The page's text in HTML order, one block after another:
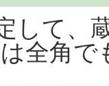
して、
全角